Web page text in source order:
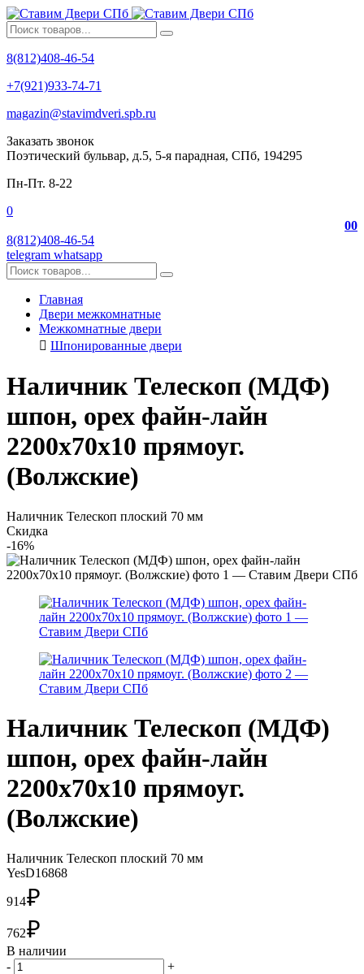
8(812)408-46-54
+7(921)933-74-71
magazin@stavimdveri.spb.ru
Заказать звонок
Поэтический бульвар, д.5, 5-я парадная, СПб, 194295
Пн-Пт. 8-22
0
00
8(812)408-46-54
telegram whatsapp
Главная
Двери межкомнатные
Межкомнатные двери
Шпонированные двери
Наличник Телескоп (МДФ)
шпон, орех файн-лайн
2200х70х10 прямоуг.
(Волжские)
Наличник Телескоп плоский 70 мм
Скидка
-16%
Наличник Телескоп (МДФ)
шпон, орех файн-лайн
2200х70х10 прямоуг.
(Волжские)
Наличник Телескоп плоский 70 мм
YesD16868
914₽
762₽
В наличии
-
+